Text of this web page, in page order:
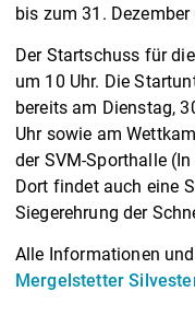
bis zum 31.
Der Startschuss für
um 10 Uhr. Die
bereits am Dienstag,
Uhr sowie am
der SVM-Sporthalle
Dort findet auch eine
Siegerehrung der
Alle Informationen
Mergelstetter